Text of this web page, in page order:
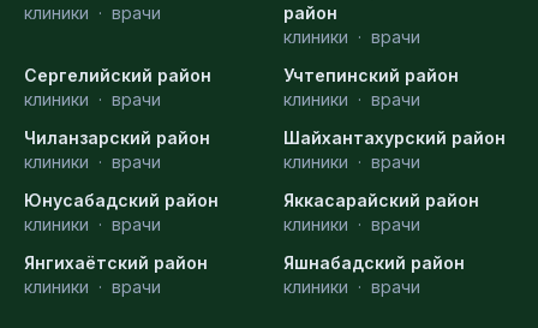
клиники · врачи
район
клиники · врачи
Сергелийский район
клиники · врачи
Учтепинский район
клиники · врачи
Чиланзарский район
клиники · врачи
Шайхантахурский район
клиники · врачи
Юнусабадский район
клиники · врачи
Яккасарайский район
клиники · врачи
Янгихаётский район
клиники · врачи
Яшнабадский район
клиники · врачи